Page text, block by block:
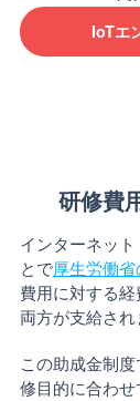
IoTエ
研修費
インターネッ
とで厚生労働
費用に対する
両方が支給され
この助成金制
修目的に合わせ